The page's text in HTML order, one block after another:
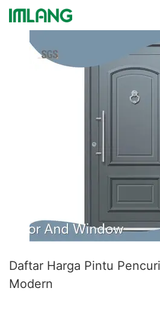
Daftar Harga Pintu
Modern